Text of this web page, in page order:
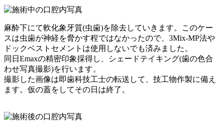
麻酔下にて軟化象牙質(虫歯)を除去していきます。このケー
スは虫歯が神経を脅かす程ではなかったので、3Mix-MP法や
ドックベストセメントは使用しないでも済みました。
同日Emaxの精密印象採得し、シェードテイキング(歯の色合
わせ写真撮影)を行います。
撮影した画像は即歯科技工士の転送して、技工物作製に備え
ます。仮の蓋をしてその日は終了。